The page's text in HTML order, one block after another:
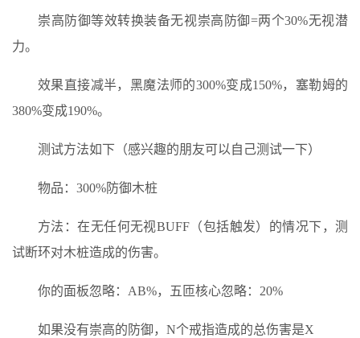
崇高防御等效转换装备无视崇高防御=两个30%无视潜
力。
效果直接减半，黑魔法师的300%变成150%，塞勒姆的
380%变成190%。
测试方法如下（感兴趣的朋友可以自己测试一下）
物品：300%防御木桩
方法：在无任何无视BUFF（包括触发）的情况下，测
试断环对木桩造成的伤害。
你的面板忽略：AB%，五匝核心忽略：20%
如果没有崇高的防御，N个戒指造成的总伤害是X